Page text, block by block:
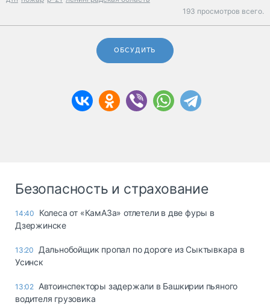
193 просмотров всего.
ОБСУДИТЬ
Безопасность и страхование
14:40
Колеса от «КамАЗа» отлетели в две фуры в
Дзержинске
13:20
Дальнобойщик пропал по дороге из Сыктывкара в
Усинск
13:02 Автоинспекторы задержали в Башкирии пьяного
водителя грузовика